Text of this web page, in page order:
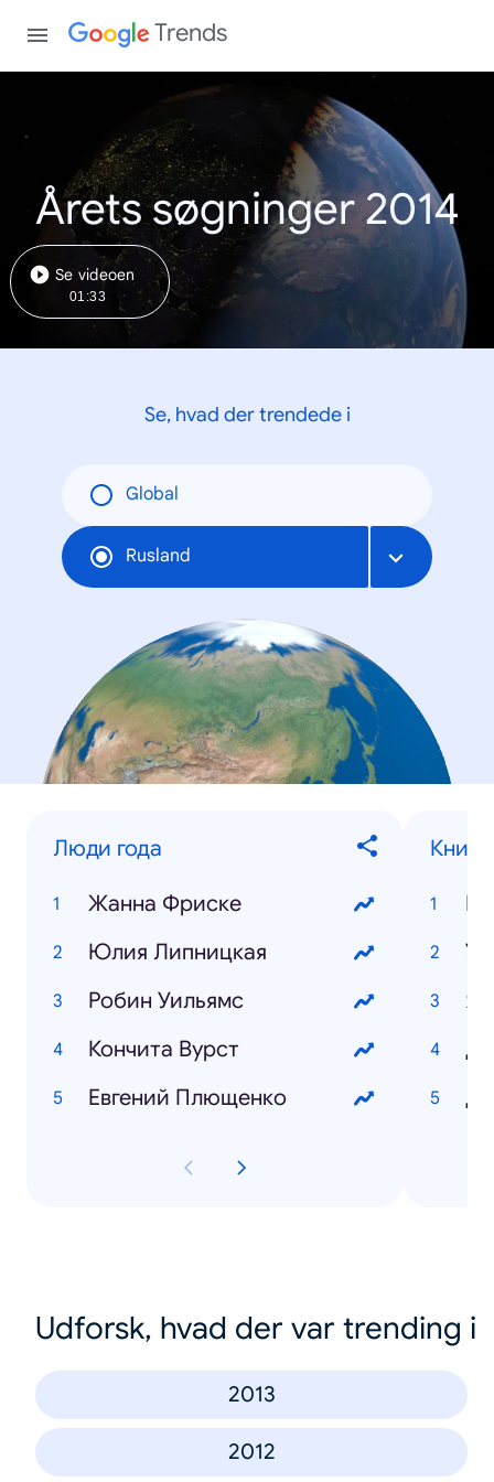
Trends
Årets søgninger 2014
Se videoen
01:33
Se, hvad der trendede i
Global
Rusland
Люди года
Жанна Фриске
Юлия Липницкая
Робин Уильямс
Кончита Вурст
Евгений Плющенко
Udforsk, hvad der var trending i
2013
2012